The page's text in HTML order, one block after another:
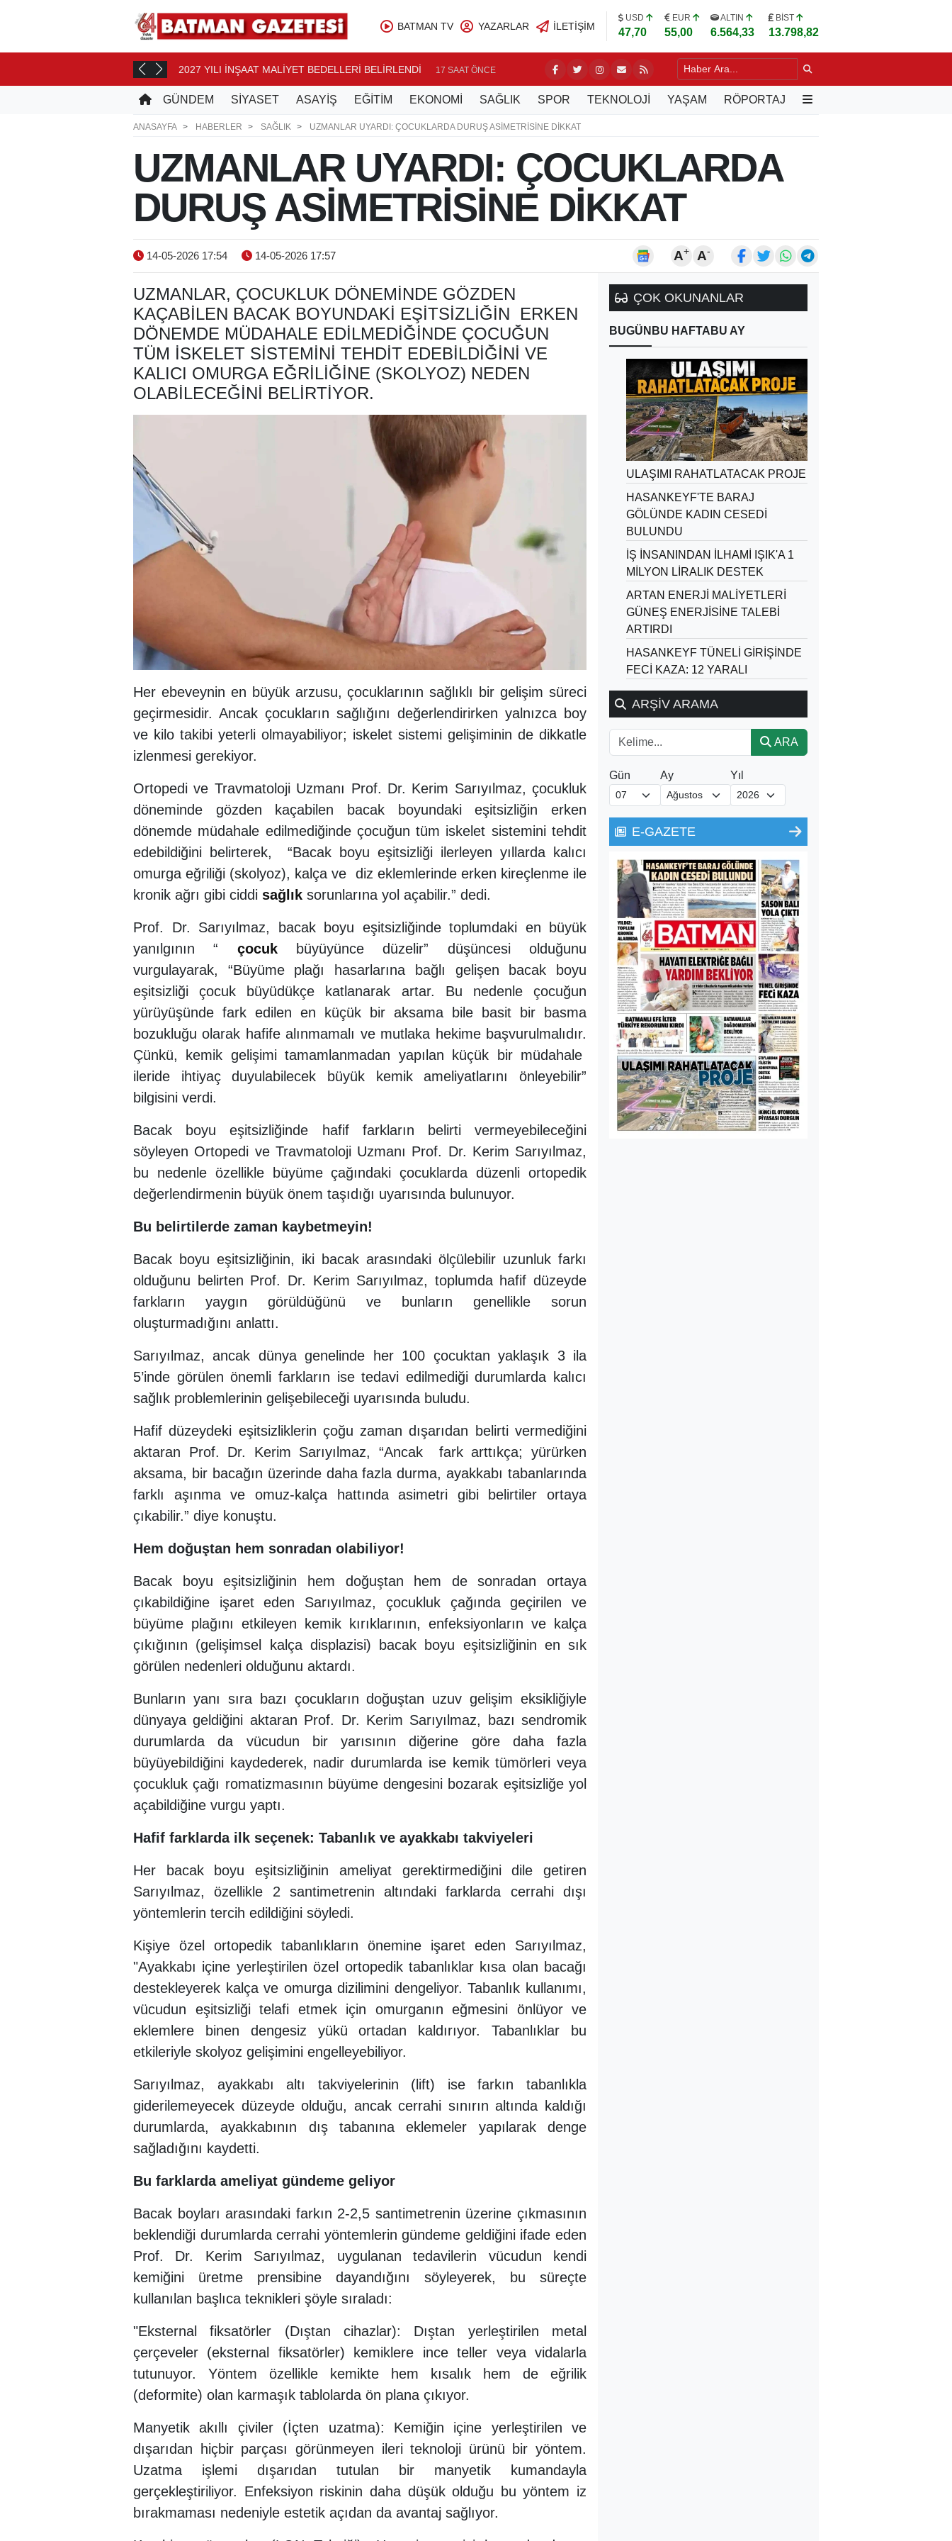
BATMAN TV YAZARLAR İLETIŞIM
USD
47,70
EUR
55,00
ALTIN
6.564,33
BİST
13.798,82
2027 YILI İNŞAAT MALİYET BEDELLERİ BELİRLENDİ 17 SAAT ÖNCE NASIROĞLU, VARŞOVA'DA TÜRK İŞ İNSANLARIYLA BULUŞTU
GÜNDEM SİYASET ASAYİŞ EĞİTİM EKONOMİ SAĞLIK SPOR TEKNOLOJİ YAŞAM RÖPORTAJ
ANASAYFA HABERLER SAĞLIK UZMANLAR UYARDI: ÇOCUKLARDA DURUŞ ASİMETRİSİNE DİKKAT
UZMANLAR UYARDI: ÇOCUKLARDA
DURUŞ ASİMETRİSİNE DİKKAT
14-05-2026 17:54 14-05-2026 17:57 A+ A-
UZMANLAR, ÇOCUKLUK DÖNEMINDE GÖZDEN
KAÇABILEN BACAK BOYUNDAKI EŞITSIZLIĞIN ERKEN
DÖNEMDE MÜDAHALE EDILMEDIĞINDE ÇOCUĞUN
TÜM ISKELET SISTEMINI TEHDIT EDEBILDIĞINI VE
KALICI OMURGA EĞRILIĞINE (SKOLYOZ) NEDEN
OLABILECEĞINI BELIRTIYOR.
Her ebeveynin en büyük arzusu, çocuklarının sağlıklı bir gelişim süreci
geçirmesidir. Ancak çocukların sağlığını değerlendirirken yalnızca boy
ve kilo takibi yeterli olmayabiliyor; iskelet sistemi gelişiminin de dikkatle
izlenmesi gerekiyor.
Ortopedi ve Travmatoloji Uzmanı Prof. Dr. Kerim Sarıyılmaz, çocukluk
döneminde gözden kaçabilen bacak boyundaki eşitsizliğin erken
dönemde müdahale edilmediğinde çocuğun tüm iskelet sistemini tehdit
edebildiğini belirterek, “Bacak boyu eşitsizliği ilerleyen yıllarda kalıcı
omurga eğriliği (skolyoz), kalça ve diz eklemlerinde erken kireçlenme ile
kronik ağrı gibi ciddi sağlık sorunlarına yol açabilir.” dedi.
Prof. Dr. Sarıyılmaz, bacak boyu eşitsizliğinde toplumdaki en büyük
yanılgının “ çocukbüyüyünce düzelir” düşüncesi olduğunu
vurgulayarak, “Büyüme plağı hasarlarına bağlı gelişen bacak boyu
eşitsizliği çocuk büyüdükçe katlanarak artar. Bu nedenle çocuğun
yürüyüşünde fark edilen en küçük bir aksama bile basit bir basma
bozukluğu olarak hafife alınmamalı ve mutlaka hekime başvurulmalıdır.
Çünkü, kemik gelişimi tamamlanmadan yapılan küçük bir müdahale
ileride ihtiyaç duyulabilecek büyük kemik ameliyatlarını önleyebilir”
bilgisini verdi.
Bacak boyu eşitsizliğinde hafif farkların belirti vermeyebileceğini
söyleyen Ortopedi ve Travmatoloji Uzmanı Prof. Dr. Kerim Sarıyılmaz,
bu nedenle özellikle büyüme çağındaki çocuklarda düzenli ortopedik
değerlendirmenin büyük önem taşıdığı uyarısında bulunuyor.
Bu belirtilerde zaman kaybetmeyin!
Bacak boyu eşitsizliğinin, iki bacak arasındaki ölçülebilir uzunluk farkı
olduğunu belirten Prof. Dr. Kerim Sarıyılmaz, toplumda hafif düzeyde
farkların yaygın görüldüğünü ve bunların genellikle sorun
oluşturmadığını anlattı.
Sarıyılmaz, ancak dünya genelinde her 100 çocuktan yaklaşık 3 ila
5’inde görülen önemli farkların ise tedavi edilmediği durumlarda kalıcı
sağlık problemlerinin gelişebileceği uyarısında buludu.
Hafif düzeydeki eşitsizliklerin çoğu zaman dışarıdan belirti vermediğini
aktaran Prof. Dr. Kerim Sarıyılmaz, “Ancak fark arttıkça; yürürken
aksama, bir bacağın üzerinde daha fazla durma, ayakkabı tabanlarında
farklı aşınma ve omuz-kalça hattında asimetri gibi belirtiler ortaya
çıkabilir.” diye konuştu.
Hem doğuştan hem sonradan olabiliyor!
Bacak boyu eşitsizliğinin hem doğuştan hem de sonradan ortaya
çıkabildiğine işaret eden Sarıyılmaz, çocukluk çağında geçirilen ve
büyüme plağını etkileyen kemik kırıklarının, enfeksiyonların ve kalça
çıkığının (gelişimsel kalça displazisi) bacak boyu eşitsizliğinin en sık
görülen nedenleri olduğunu aktardı.
Bunların yanı sıra bazı çocukların doğuştan uzuv gelişim eksikliğiyle
dünyaya geldiğini aktaran Prof. Dr. Kerim Sarıyılmaz, bazı sendromik
durumlarda da vücudun bir yarısının diğerine göre daha fazla
büyüyebildiğini kaydederek, nadir durumlarda ise kemik tümörleri veya
çocukluk çağı romatizmasının büyüme dengesini bozarak eşitsizliğe yol
açabildiğine vurgu yaptı.
Hafif farklarda ilk seçenek: Tabanlık ve ayakkabı takviyeleri
Her bacak boyu eşitsizliğinin ameliyat gerektirmediğini dile getiren
Sarıyılmaz, özellikle 2 santimetrenin altındaki farklarda cerrahi dışı
yöntemlerin tercih edildiğini söyledi.
Kişiye özel ortopedik tabanlıkların önemine işaret eden Sarıyılmaz,
"Ayakkabı içine yerleştirilen özel ortopedik tabanlıklar kısa olan bacağı
destekleyerek kalça ve omurga dizilimini dengeliyor. Tabanlık kullanımı,
vücudun eşitsizliği telafi etmek için omurganın eğmesini önlüyor ve
eklemlere binen dengesiz yükü ortadan kaldırıyor. Tabanlıklar bu
etkileriyle skolyoz gelişimini engelleyebiliyor.
Sarıyılmaz, ayakkabı altı takviyelerinin (lift) ise farkın tabanlıkla
giderilemeyecek düzeyde olduğu, ancak cerrahi sınırın altında kaldığı
durumlarda, ayakkabının dış tabanına eklemeler yapılarak denge
sağladığını kaydetti.
Bu farklarda ameliyat gündeme geliyor
Bacak boyları arasındaki farkın 2-2,5 santimetrenin üzerine çıkmasının
beklendiği durumlarda cerrahi yöntemlerin gündeme geldiğini ifade eden
Prof. Dr. Kerim Sarıyılmaz, uygulanan tedavilerin vücudun kendi
kemiğini üretme prensibine dayandığını söyleyerek, bu süreçte
kullanılan başlıca teknikleri şöyle sıraladı:
"Eksternal fiksatörler (Dıştan cihazlar): Dıştan yerleştirilen metal
çerçeveler (eksternal fiksatörler) kemiklere ince teller veya vidalarla
tutunuyor. Yöntem özellikle kemikte hem kısalık hem de eğrilik
(deformite) olan karmaşık tablolarda ön plana çıkıyor.
Manyetik akıllı çiviler (İçten uzatma): Kemiğin içine yerleştirilen ve
dışarıdan hiçbir parçası görünmeyen ileri teknoloji ürünü bir yöntem.
Uzatma işlemi dışarıdan tutulan bir manyetik kumandayla
gerçekleştiriliyor. Enfeksiyon riskinin daha düşük olduğu bu yöntem iz
bırakmaması nedeniyle estetik açıdan da avantaj sağlıyor.
ÇOK OKUNANLAR
BUGÜN BU HAFTA BU AY
ULAŞIMI RAHATLATACAK PROJE
HASANKEYF'TE BARAJ
GÖLÜNDE KADIN CESEDİ
BULUNDU
İŞ İNSANINDAN İLHAMİ IŞIK'A 1
MİLYON LİRALIK DESTEK
ARTAN ENERJİ MALİYETLERİ
GÜNEŞ ENERJİSİNE TALEBİ
ARTIRDI
HASANKEYF TÜNELİ GİRİŞİNDE
FECİ KAZA: 12 YARALI
ARŞİV ARAMA
ARA
Gün Ay Yıl
E-GAZETE